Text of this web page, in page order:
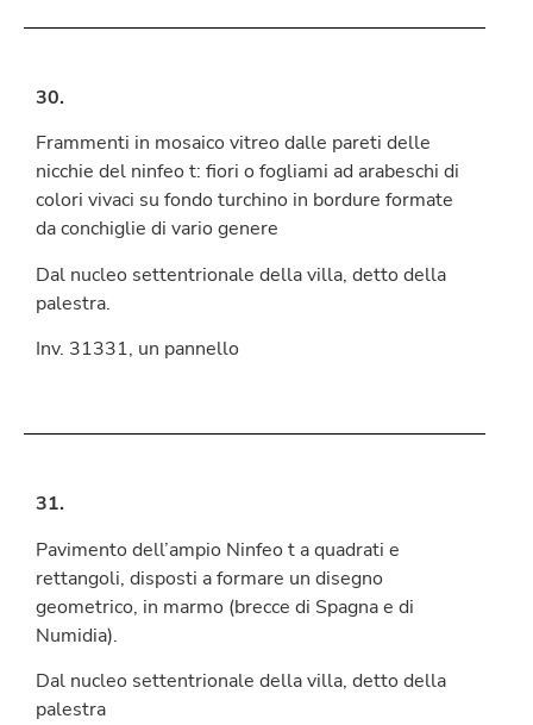
30.
Frammenti in mosaico vitreo dalle pareti delle
nicchie del ninfeo t: fiori o fogliami ad arabeschi di
colori vivaci su fondo turchino in bordure formate
da conchiglie di vario genere
Dal nucleo settentrionale della villa, detto della
palestra.
Inv. 31331, un pannello
31.
Pavimento dell’ampio Ninfeo t a quadrati e
rettangoli, disposti a formare un disegno
geometrico, in marmo (brecce di Spagna e di
Numidia).
Dal nucleo settentrionale della villa, detto della
palestra